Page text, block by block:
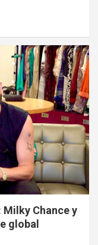
Chance y
global